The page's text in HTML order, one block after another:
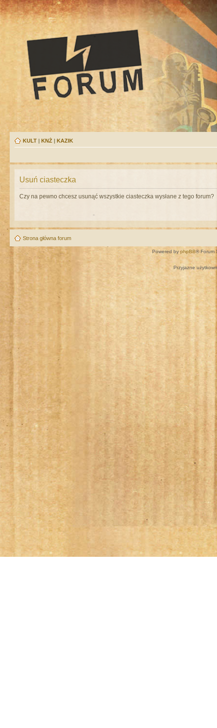
KULT | KNŻ | KAZIK
Usuń ciasteczka
Czy na pewno chcesz usunąć wszystkie ciasteczka wysłane z tego forum?
Strona główna forum
Powered by phpBB® Forum
Przyjazne